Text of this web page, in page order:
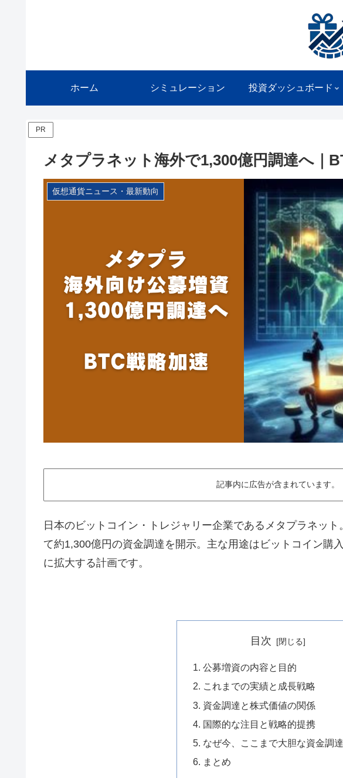
ホーム シミュレーション 投資ダッシュボード
PR
メタプラネット海外で1,300億円調達へ｜
仮想通貨ニュース・最新動向
記事内に広告が含まれています。
日本のビットコイン・トレジャリー企業であるメタプラネッ
て約1,300億円の資金調達を開示。主な用途はビットコイン購
に拡大する計画です。
目次
公募増資の内容と目的
これまでの実績と成長戦略
資金調達と株式価値の関係
国際的な注目と戦略的提携
なぜ今、ここまで大胆な資金調
まとめ